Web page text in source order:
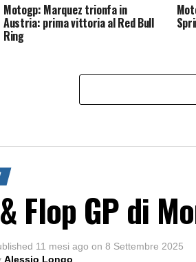
Motogp: Marquez trionfa in
Austria: prima vittoria al Red Bull
Ring
Flop GP di
11 mesi ago on 8 Settembre 2025
Alessio Longo